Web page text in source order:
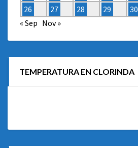
26
27 28 29 30
« Sep Nov »
TEMPERATURA EN CLORINDA